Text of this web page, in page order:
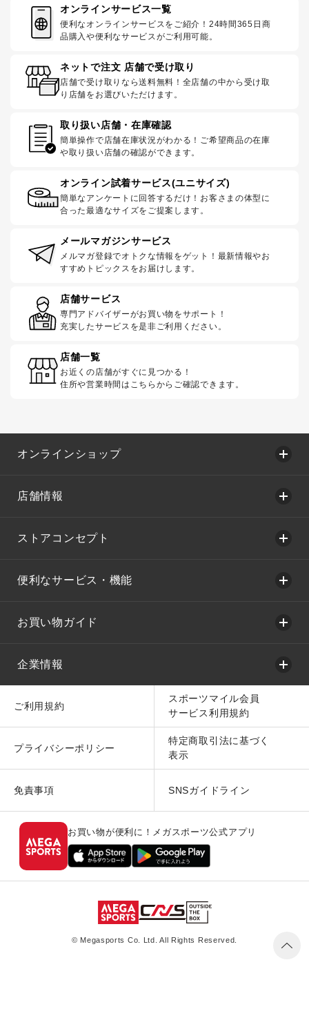
オンラインサービス一覧
便利なオンラインサービスをご紹介！24時間365日商
品購入や便利なサービスがご利用可能。
ネットで注文 店舗で受け取り
店舗で受け取りなら送料無料！全店舗の中から受け取
り店舗をお選びいただけます。
取り扱い店舗・在庫確認
簡単操作で店舗在庫状況がわかる！ご希望商品の在庫
や取り扱い店舗の確認ができます。
オンライン試着サービス(ユニサイズ)
簡単なアンケートに回答するだけ！お客さまの体型に
合った最適なサイズをご提案します。
メールマガジンサービス
メルマガ登録でオトクな情報をゲット！最新情報やお
すすめトピックスをお届けします。
店舗サービス
専門アドバイザーがお買い物をサポート！
充実したサービスを是非ご利用ください。
店舗一覧
お近くの店舗がすぐに見つかる！
住所や営業時間はこちらからご確認できます。
オンラインショップ
店舗情報
ストアコンセプト
便利なサービス・機能
お買い物ガイド
企業情報
ご利用規約
スポーツマイル会員
サービス利用規約
プライバシーポリシー
特定商取引法に基づく
表示
免責事項 SNSガイドライン
お買い物が便利に！メガスポーツ公式アプリ
© Megasports Co. Ltd. All Rights Reserved.